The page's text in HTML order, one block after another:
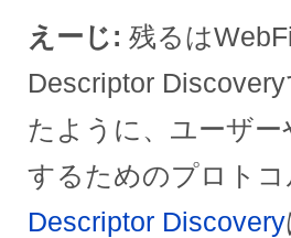
えーじ
残るは
Descriptor Discovery
たように、ユーザ
するためのプロトコ
Descriptor Discovery